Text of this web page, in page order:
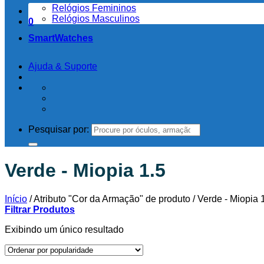
0
Relógios Femininos
Relógios Masculinos
SmartWatches
Ajuda & Suporte
Pesquisar por:
Verde - Miopia 1.5
Início /Atributo "Cor da Armação" de produto /Verde - Miopia
Filtrar Produtos
Exibindo um único resultado